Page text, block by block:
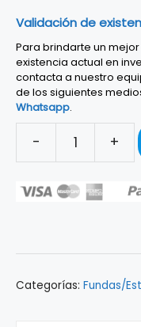
Validación de
Para brindarte un
existencia actual en
contacta a nuestro
de los siguientes
Whatsapp.
- +
Categorías: Fundas/